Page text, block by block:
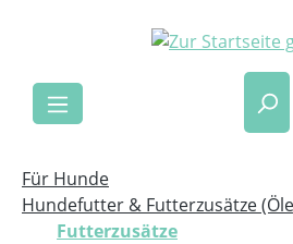
Zum Hauptinhalt springen
Für Hunde
Hundefutter & Futterzusätze
Futterzusätze